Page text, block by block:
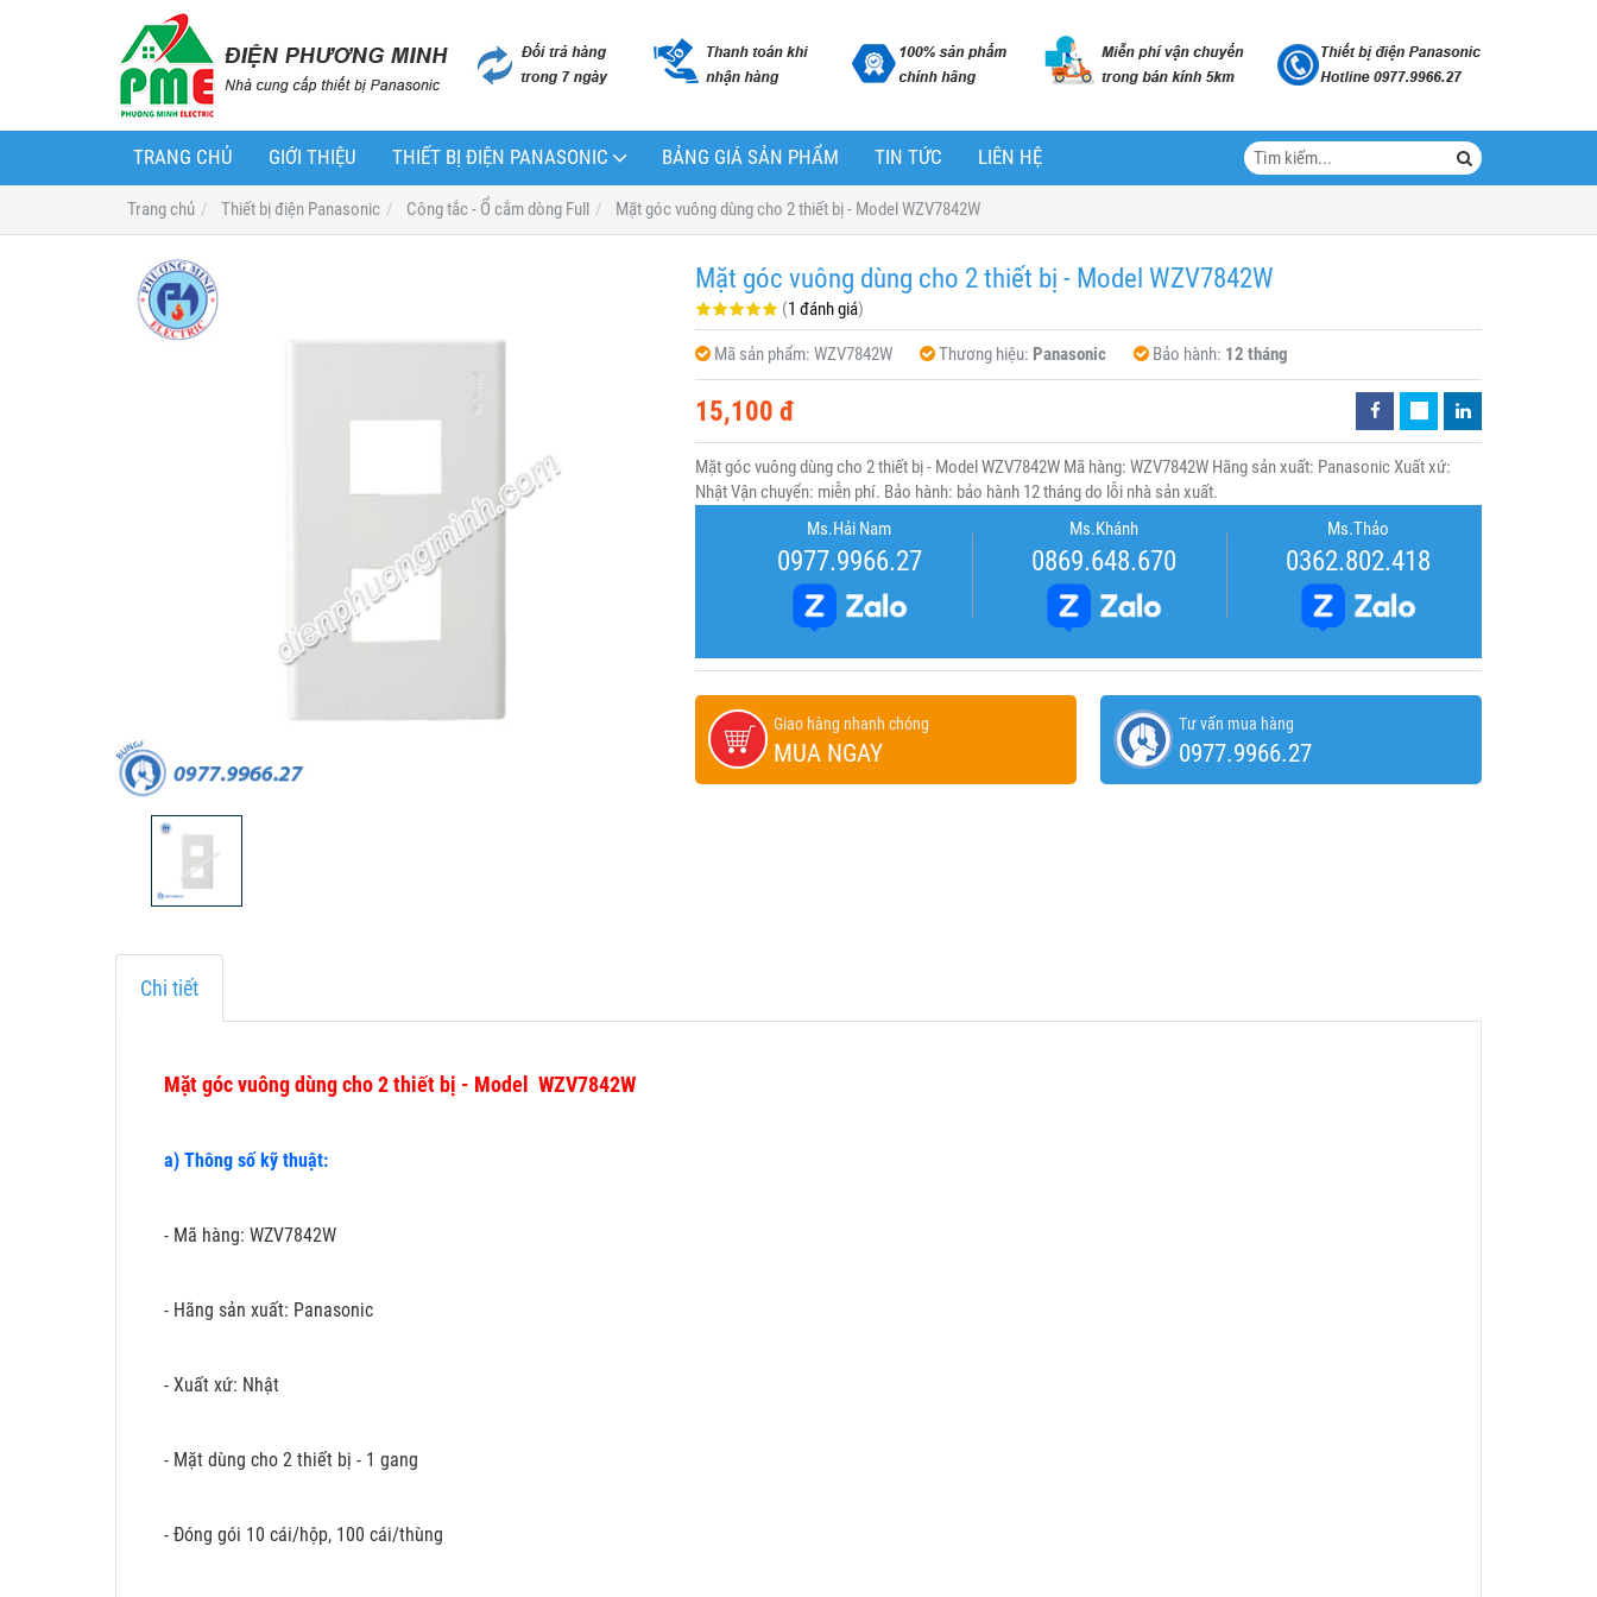
TRANG CHỦ GIỚI THIỆU THIẾT BỊ ĐIỆN PANASONIC BẢNG GIÁ SẢN PHẨM TIN TỨC LIÊN HỆ
Trang chủ Thiết bị điện Panasonic Công tắc - Ổ cắm dòng Full Mặt góc vuông dùng cho 2 thiết bị - Model WZV7842W
Mặt góc vuông dùng cho 2 thiết bị - Model WZV7842W
(1 đánh giá)
Mã sản phẩm: WZV7842W Thương hiệu: Panasonic Bảo hành: 12 tháng
15,100 đ
Mặt góc vuông dùng cho 2 thiết bị - Model WZV7842W Mã hàng: WZV7842W Hãng sản xuất: Panasonic Xuất xứ:
Nhật Vận chuyển: miễn phí. Bảo hành: bảo hành 12 tháng do lỗi nhà sản xuất.
Ms.Hải Nam
0977.9966.27
Ms.Khánh
0869.648.670
Ms.Thảo
0362.802.418
Giao hàng nhanh chóng
MUA NGAY
Tư vấn mua hàng
0977.9966.27
Chi tiết
Mặt góc vuông dùng cho 2 thiết bị - Model WZV7842W
a) Thông số kỹ thuật:
- Mã hàng: WZV7842W
- Hãng sản xuất: Panasonic
- Xuất xứ: Nhật
- Mặt dùng cho 2 thiết bị - 1 gang
- Đóng gói 10 cái/hộp, 100 cái/thùng